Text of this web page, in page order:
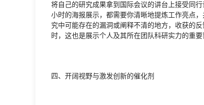
将自己的研究成果拿到国际会议的讲台上接受同
小时的海报展示，都需要你清晰地提炼工作亮点
究中可能存在的漏洞或阐释不清的地方，收获的
时，这也是展示个人及其所在团队科研实力的重
四、开阔视野与激发创新的催化剂